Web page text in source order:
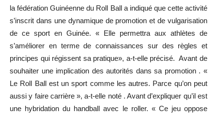
la fédération Guinéenne du Roll Ball a indiqué que cette activité
s’inscrit dans une dynamique de promotion et de vulgarisation
de ce sport en Guinée. « Elle permettra aux athlètes de
s’améliorer en terme de connaissances sur des règles et
principes qui régissent sa pratique», a-t-elle précisé. Avant de
souhaiter une implication des autorités dans sa promotion . «
Le Roll Ball est un sport comme les autres. Parce qu’on peut
aussi y faire carrière », a-t-elle noté . Avant d’expliquer qu’il est
une hybridation du handball avec le roller. « Ce jeu oppose